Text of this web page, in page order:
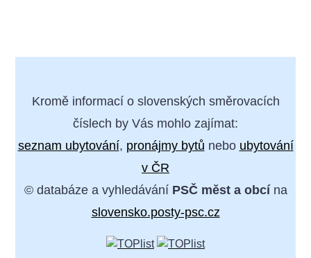
Kromě informací o slovenských směrovacích
číslech by Vás mohlo zajímat:
seznam ubytování, pronájmy bytů nebo ubytování
v ČR
© databáze a vyhledávání PSČ měst a obcína
slovensko.posty-psc.cz